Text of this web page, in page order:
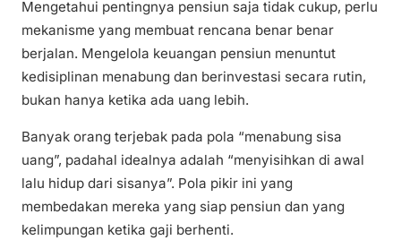
Mengetahui pentingnya pensiun saja tidak cukup, perlu
mekanisme yang membuat rencana benar benar
berjalan. Mengelola keuangan pensiun menuntut
kedisiplinan menabung dan berinvestasi secara rutin,
bukan hanya ketika ada uang lebih.
Banyak orang terjebak pada pola “menabung sisa
uang”, padahal idealnya adalah “menyisihkan di awal
lalu hidup dari sisanya”. Pola pikir ini yang
membedakan mereka yang siap pensiun dan yang
kelimpungan ketika gaji berhenti.